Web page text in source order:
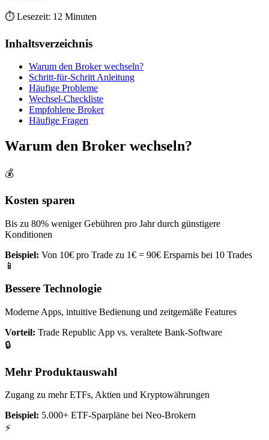
⏱️ Lesezeit: 12 Minuten
Inhaltsverzeichnis
Warum den Broker wechseln?
Schritt-für-Schritt Anleitung
Häufige Probleme
Wechsel-Checkliste
Empfohlene Broker
Häufige Fragen
Warum den Broker wechseln?
💰
Kosten sparen
Bis zu 80% weniger Gebühren pro Jahr durch günstigere
Konditionen
Beispiel: Von 10€ pro Trade zu 1€ = 90€ Ersparnis bei 10 Trades
📱
Bessere Technologie
Moderne Apps, intuitive Bedienung und zeitgemäße Features
Vorteil: Trade Republic App vs. veraltete Bank-Software
🔒
Mehr Produktauswahl
Zugang zu mehr ETFs, Aktien und Kryptowährungen
Beispiel: 5.000+ ETF-Sparpläne bei Neo-Brokern
⚡